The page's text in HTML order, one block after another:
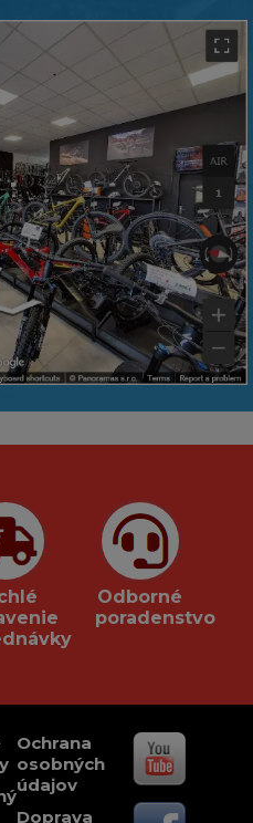
Odborné
poradenstvo
Ochrana
osobných
údajov
Doprava